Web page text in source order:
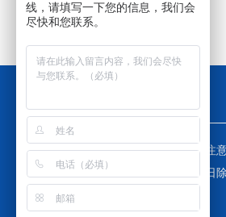
为了避免不必要的等待，敬请注
工作时间，中国大陆法定节假日除
工作时间：全天
线，请填写一下您的信息，我们会
尽快和您联系。